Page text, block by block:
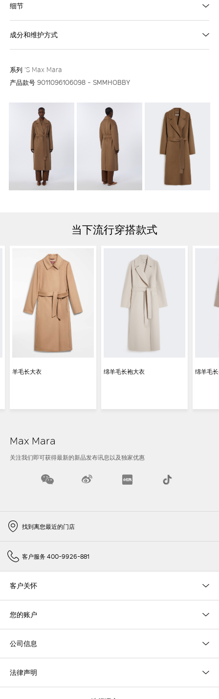
细节
成分和维护方式
系列 'S Max Mara
产品款号 9011096106098 - SMMHOBBY
当下流行穿搭款式
羊毛长大衣 绵羊毛长袍大衣 绵羊毛
Max Mara
关注我们即可获得最新的新品发布讯息以及独家优惠
找到离您最近的门店
客户服务 400-9926-881
客户关怀
您的账户
公司信息
法律声明